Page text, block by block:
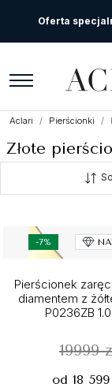
Oferta
Aclari Pierścionki
Złote
-7%
Pierścionek
diamentem z
P0236ZB
19999
od 18 599